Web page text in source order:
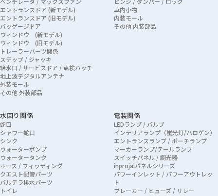
エントランスドア (新モデル)
エントランスドア (旧モデル)
バッゲージドア
ウィンドウ (新モデル)
ウィンドウ (旧モデル)
トレーラーパーツ関係
ステップ / ジャッキ
給水口 / サービスドア / 点検ハッチ
地上波デジタルアンテナ
外装モール
その他 外装部品
車内小物
内装モール
その他 内装部品
水回り関係
蛇口
シャワー蛇口
シンク
ウォーターポンプ
ウォータータンク
ホース / フィッティング
クエスト配管パーツ
バルテラ排水パーツ
トイレ
電装関係
LEDランプ / バルブ
インテリアランプ（蛍光灯/ハロゲン）
エントランスランプ / ポーチランプ
マーカーランプ/テールランプ
スイッチパネル / 調光器
inprojalパネルシリーズ
パワーインレット / パワーアウトレッ
ト
ブレーカー / ヒューズ / リレー